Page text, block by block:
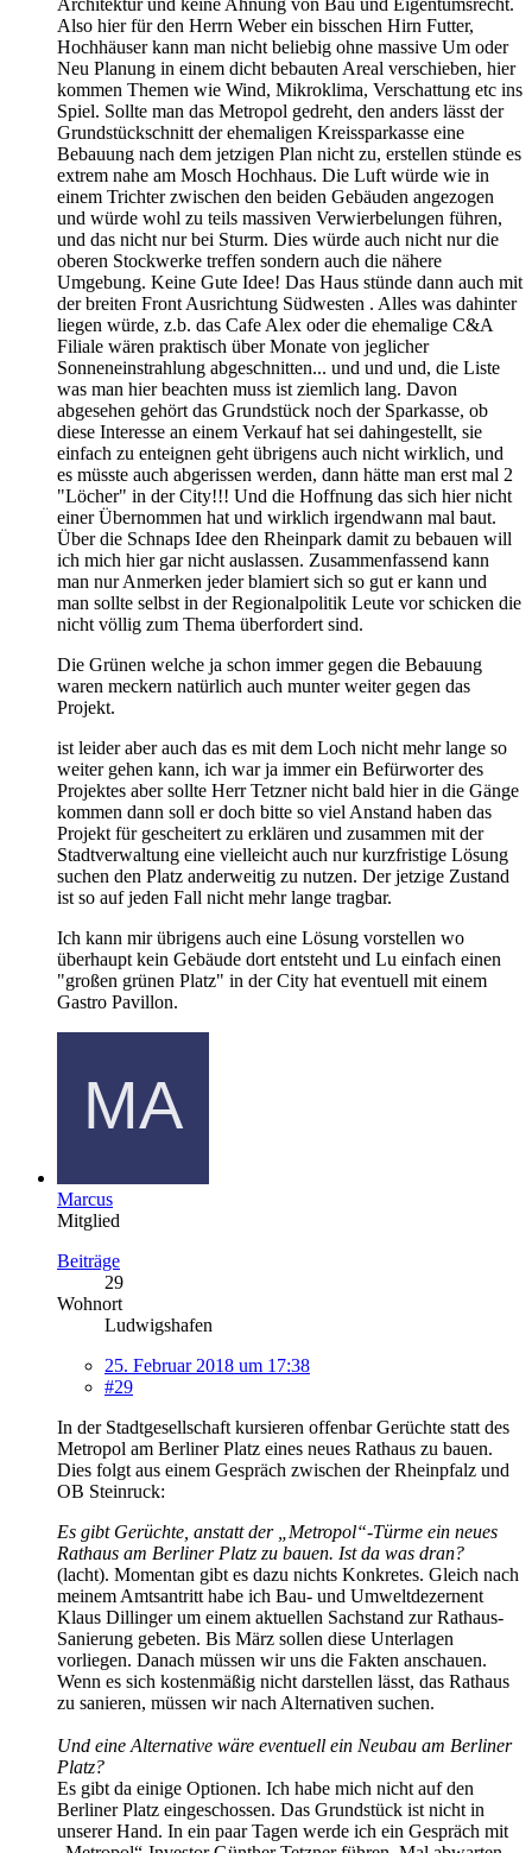
Also hier für den Herrn Weber ein bisschen Hirn Futter,
Hochhäuser kann man nicht beliebig ohne massive Um oder
Neu Planung in einem dicht bebauten Areal verschieben, hier
kommen Themen wie Wind, Mikroklima, Verschattung etc ins
Spiel. Sollte man das Metropol gedreht, den anders lässt der
Grundstückschnitt der ehemaligen Kreissparkasse eine
Bebauung nach dem jetzigen Plan nicht zu, erstellen stünde es
extrem nahe am Mosch Hochhaus. Die Luft würde wie in
einem Trichter zwischen den beiden Gebäuden angezogen
und würde wohl zu teils massiven Verwierbelungen führen,
und das nicht nur bei Sturm. Dies würde auch nicht nur die
oberen Stockwerke treffen sondern auch die nähere
Umgebung. Keine Gute Idee! Das Haus stünde dann auch mit
der breiten Front Ausrichtung Südwesten . Alles was dahinter
liegen würde, z.b. das Cafe Alex oder die ehemalige C&A
Filiale wären praktisch über Monate von jeglicher
Sonneneinstrahlung abgeschnitten... und und und, die Liste
was man hier beachten muss ist ziemlich lang. Davon
abgesehen gehört das Grundstück noch der Sparkasse, ob
diese Interesse an einem Verkauf hat sei dahingestellt, sie
einfach zu enteignen geht übrigens auch nicht wirklich, und
es müsste auch abgerissen werden, dann hätte man erst mal 2
"Löcher" in der City!!! Und die Hoffnung das sich hier nicht
einer Übernommen hat und wirklich irgendwann mal baut.
Über die Schnaps Idee den Rheinpark damit zu bebauen will
ich mich hier gar nicht auslassen. Zusammenfassend kann
man nur Anmerken jeder blamiert sich so gut er kann und
man sollte selbst in der Regionalpolitik Leute vor schicken die
nicht völlig zum Thema überfordert sind.
Die Grünen welche ja schon immer gegen die Bebauung
waren meckern natürlich auch munter weiter gegen das
Projekt.
ist leider aber auch das es mit dem Loch nicht mehr lange so
weiter gehen kann, ich war ja immer ein Befürworter des
Projektes aber sollte Herr Tetzner nicht bald hier in die Gänge
kommen dann soll er doch bitte so viel Anstand haben das
Projekt für gescheitert zu erklären und zusammen mit der
Stadtverwaltung eine vielleicht auch nur kurzfristige Lösung
suchen den Platz anderweitig zu nutzen. Der jetzige Zustand
ist so auf jeden Fall nicht mehr lange tragbar.
Ich kann mir übrigens auch eine Lösung vorstellen wo
überhaupt kein Gebäude dort entsteht und Lu einfach einen
"großen grünen Platz" in der City hat eventuell mit einem
Gastro Pavillon.
Marcus
Mitglied
Beiträge
29
Wohnort
Ludwigshafen
25. Februar 2018 um 17:38
#29
In der Stadtgesellschaft kursieren offenbar Gerüchte statt des
Metropol am Berliner Platz eines neues Rathaus zu bauen.
Dies folgt aus einem Gespräch zwischen der Rheinpfalz und
OB Steinruck:
Es gibt Gerüchte, anstatt der „Metropol“-Türme ein neues
Rathaus am Berliner Platz zu bauen. Ist da was dran?
(lacht). Momentan gibt es dazu nichts Konkretes. Gleich nach
meinem Amtsantritt habe ich Bau- und Umweltdezernent
Klaus Dillinger um einem aktuellen Sachstand zur Rathaus-
Sanierung gebeten. Bis März sollen diese Unterlagen
vorliegen. Danach müssen wir uns die Fakten anschauen.
Wenn es sich kostenmäßig nicht darstellen lässt, das Rathaus
zu sanieren, müssen wir nach Alternativen suchen.
Und eine Alternative wäre eventuell ein Neubau am Berliner
Platz?
Es gibt da einige Optionen. Ich habe mich nicht auf den
Berliner Platz eingeschossen. Das Grundstück ist nicht in
unserer Hand. In ein paar Tagen werde ich ein Gespräch mit